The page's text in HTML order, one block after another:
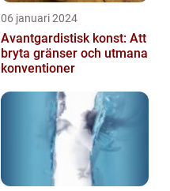
06 januari 2024
Avantgardistisk konst: Att
bryta gränser och utmana
konventioner